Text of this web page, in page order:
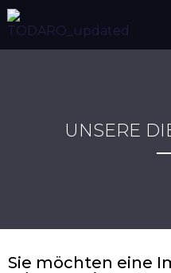
UNSERE
Sie möchten eine